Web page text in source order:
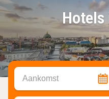
Hotels
Aankomst